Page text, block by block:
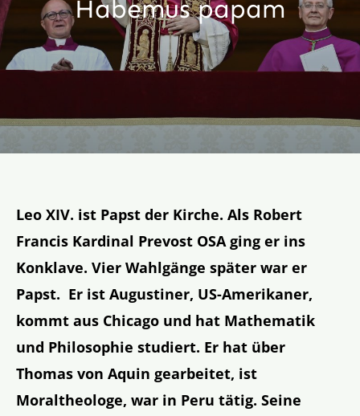
Aktion
Veröffentlichungen
Habemus papam
Leo XIV. ist Papst der Kirche. Als Robert
Francis Kardinal Prevost OSA ging er ins
Konklave. Vier Wahlgänge später war er
Papst. Er ist Augustiner, US-Amerikaner,
kommt aus Chicago und hat Mathematik
und Philosophie studiert. Er hat über
Thomas von Aquin gearbeitet, ist
Moraltheologe, war in Peru tätig. Seine